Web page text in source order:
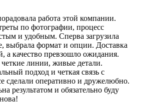
работа этой компании.
по фотографии, процесс
и удобным. Сперва загрузила
выбрала формат и опции. Доставка
а качество превзошло ожидания.
линии, живые детали.
подход и четкая связь с
сделали оперативно и дружелюбно.
результатом и обязательно буду